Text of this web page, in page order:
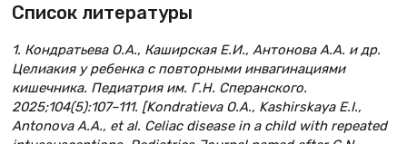
Список литературы
1. Кондратьева О.А., Каширская Е.И., Антонова А.А. и др.
Целиакия у ребенка с повторными инвагинациями
кишечника. Педиатрия им. Г.Н. Сперанского.
2025;104(5):107–111. [Kondratieva O.A., Kashirskaya E.I.,
Antonova A.A., et al. Celiac disease in a child with repeated